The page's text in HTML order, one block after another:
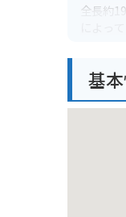
全長約
によっ
雲仙温
基